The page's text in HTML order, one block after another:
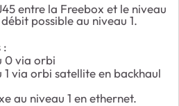
entre la Freebox et le niveau
possible au niveau 1.
:
0 via orbi
via orbi satellite en backhaul
au niveau 1 en ethernet.